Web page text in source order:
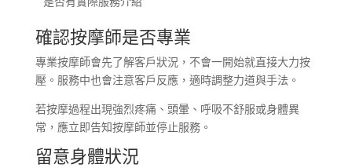
確認按摩師是否專業
專業按摩師會先了解客戶狀況，不會一開始就直接大力按
壓。服務中也會注意客戶反應，適時調整力道與手法。
若按摩過程出現強烈疼痛、頭暈、呼吸不舒服或身體異
常，應立即告知按摩師並停止服務。
留意身體狀況